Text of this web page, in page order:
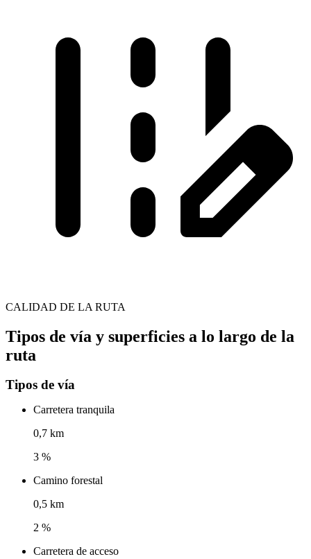
CALIDAD DE LA RUTA
Tipos de vía y superficies a lo largo de la
ruta
Tipos de vía
Carretera tranquila
0,7 km
3 %
Camino forestal
0,5 km
2 %
Carretera de acceso